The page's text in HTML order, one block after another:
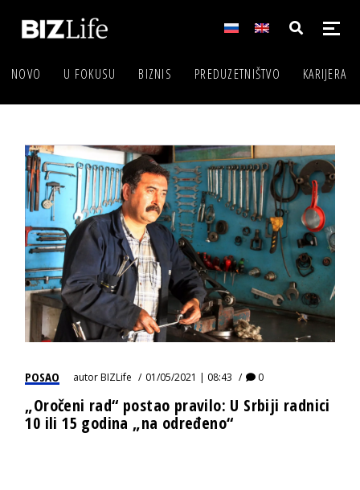
NOVO U FOKUSU BIZNIS PREDUZETNIŠTVO KARIJERA
POSAO autorBIZLife 01/05/2021 | 08:43 0
„Oročeni rad“ postao pravilo: U Srbiji radnici
10 ili 15 godina „na određeno“